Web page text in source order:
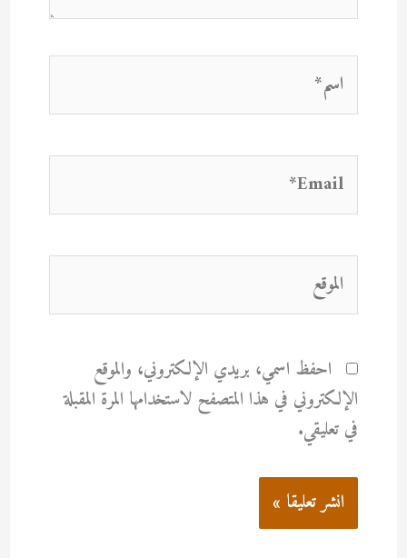
اسم*
Email*
الموقع
احفظ اسمي، بريدي الإلكتروني، والموقع
الإلكتروني في هذا المتصفح لاستخدامها المرة المقبلة
في تعليقي.